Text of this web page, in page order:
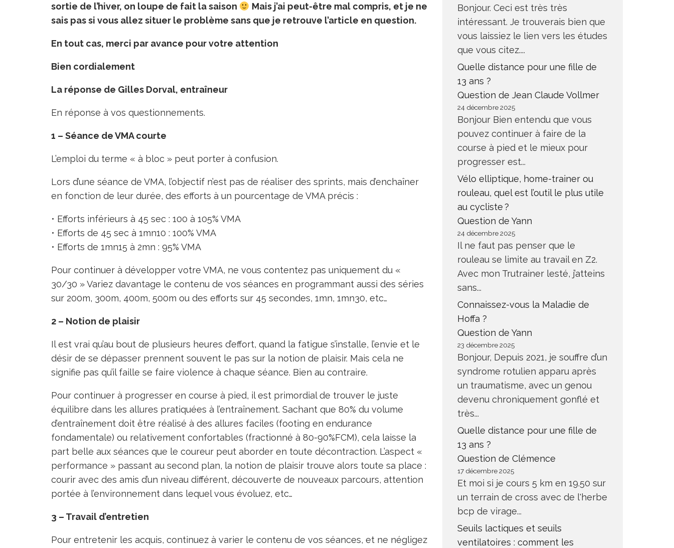
sortie de l’hiver, on loupe de fait la saison
Mais j’ai peut-être mal compris, et je ne
sais pas si vous allez situer le problème sans que je retrouve l’article en question.
En tout cas, merci par avance pour votre attention
Bien cordialement
La réponse de Gilles Dorval, entraîneur
En réponse à vos questionnements.
1 – Séance de VMA courte
L’emploi du terme « à bloc » peut porter à confusion.
Lors d’une séance de VMA, l’objectif n’est pas de réaliser des sprints, mais d’enchaîner
en fonction de leur durée, des efforts à un pourcentage de VMA précis :
• Efforts inférieurs à 45 sec : 100 à 105% VMA
• Efforts de 45 sec à 1mn10 : 100% VMA
• Efforts de 1mn15 à 2mn : 95% VMA
Pour continuer à développer votre VMA, ne vous contentez pas uniquement du «
30/30 » Variez davantage le contenu de vos séances en programmant aussi des séries
sur 200m, 300m, 400m, 500m ou des efforts sur 45 secondes, 1mn, 1mn30, etc…
2 – Notion de plaisir
Il est vrai qu’au bout de plusieurs heures d’effort, quand la fatigue s’installe, l’envie et le
désir de se dépasser prennent souvent le pas sur la notion de plaisir. Mais cela ne
signifie pas qu’il faille se faire violence à chaque séance. Bien au contraire.
Pour continuer à progresser en course à pied, il est primordial de trouver le juste
équilibre dans les allures pratiquées à l’entraînement. Sachant que 80% du volume
d’entraînement doit être réalisé à des allures faciles (footing en endurance
fondamentale) ou relativement confortables (fractionné à 80-90%FCM), cela laisse la
part belle aux séances que le coureur peut aborder en toute décontraction. L’aspect «
performance » passant au second plan, la notion de plaisir trouve alors toute sa place :
courir avec des amis d’un niveau différent, découverte de nouveaux parcours, attention
portée à l’environnement dans lequel vous évoluez, etc…
3 – Travail d’entretien
Pour entretenir les acquis, continuez à varier le contenu de vos séances, et ne négligez
Bonjour. Ceci est très très
intéressant. Je trouverais bien que
vous laissiez le lien vers les études
que vous citez....
Quelle distance pour une fille de
13 ans ?
Question de Jean Claude Vollmer
24 décembre 2025
Bonjour Bien entendu que vous
pouvez continuer à faire de la
course à pied et le mieux pour
progresser est...
Vélo elliptique, home-trainer ou
rouleau, quel est l’outil le plus utile
au cycliste ?
Question de Yann
24 décembre 2025
Il ne faut pas penser que le
rouleau se limite au travail en Z2.
Avec mon Trutrainer lesté, j’atteins
sans...
Connaissez-vous la Maladie de
Hoffa ?
Question de Yann
23 décembre 2025
Bonjour, Depuis 2021, je souffre d’un
syndrome rotulien apparu après
un traumatisme, avec un genou
devenu chroniquement gonflé et
très...
Quelle distance pour une fille de
13 ans ?
Question de Clémence
17 décembre 2025
Et moi si je cours 5 km en 19.50 sur
un terrain de cross avec de l'herbe
bcp de virage...
Seuils lactiques et seuils
ventilatoires : comment les